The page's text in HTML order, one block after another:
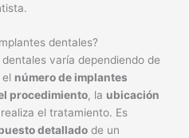
dentales?
varía dependiendo de
número de implantes
procedimiento, la ubicación
el tratamiento. Es
detallado de un